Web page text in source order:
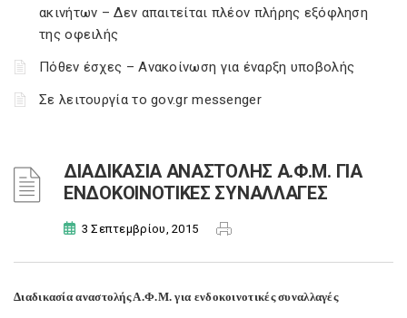
ακινήτων – Δεν απαιτείται πλέον πλήρης εξόφληση
της οφειλής
Πόθεν έσχες – Ανακοίνωση για έναρξη υποβολής
Σε λειτουργία το gov.gr messenger
ΔΙΑΔΙΚΑΣΙΑ ΑΝΑΣΤΟΛΗΣ Α.Φ.Μ. ΓΙΑ
ΕΝΔΟΚΟΙΝΟΤΙΚΕΣ ΣΥΝΑΛΛΑΓΕΣ
3 Σεπτεμβρίου, 2015
Διαδικασία αναστολής Α.Φ.Μ. για ενδοκοινοτικές συναλλαγές